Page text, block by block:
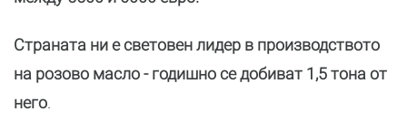
Страната ни е световен лидер в производството
на розово масло - годишно се добиват 1,5 тона от
него.